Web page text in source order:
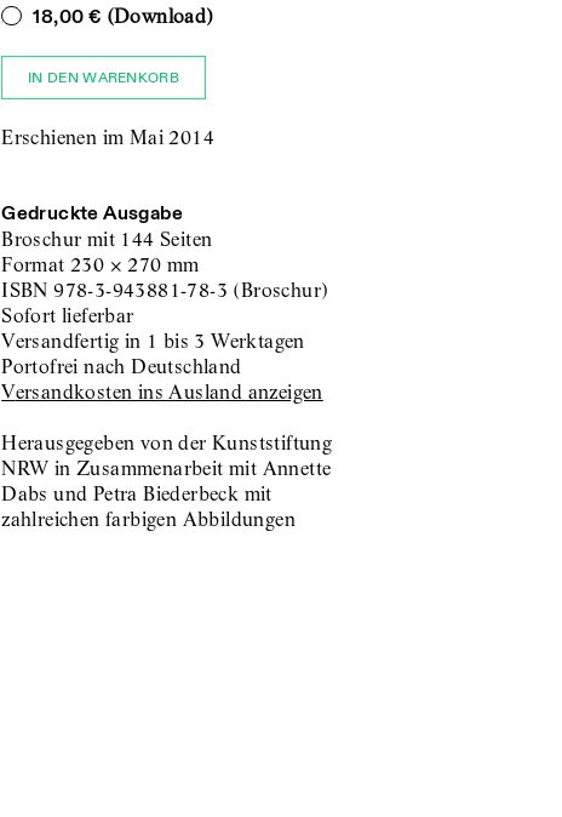
18,00 € (Download)
IN DEN WARENKORB
Erschienen im Mai 2014
Gedruckte Ausgabe
Broschur mit 144 Seiten
Format 230 ×270 mm
ISBN 978-3-943881-78-3 (Broschur)
sofort lieferbar
versandfertig in 1 bis 3 Werktagen
portofrei nach Deutschland
Versandkosten ins Ausland anzeigen
Herausgegeben von der Kunststiftung
NRW in Zusammenarbeit mit Annette
Dabs und Petra Biederbeck mit
zahlreichen farbigen Abbildungen